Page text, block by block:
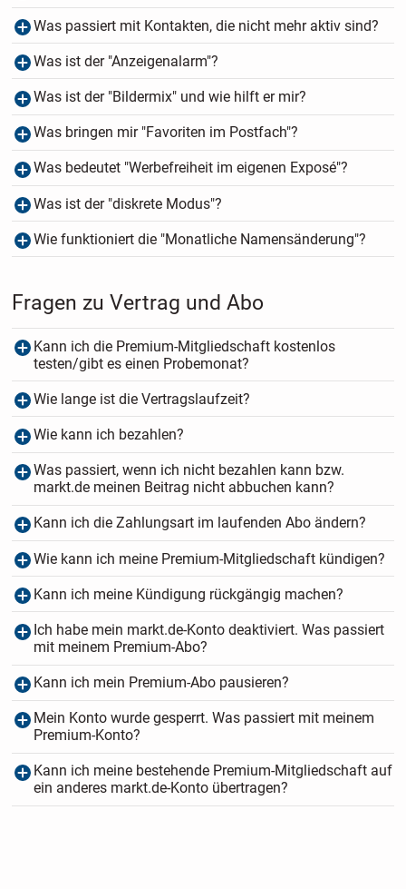
Was passiert mit Kontakten, die nicht mehr aktiv sind?
Was ist der "Anzeigenalarm"?
Was ist der "Bildermix" und wie hilft er mir?
Was bringen mir "Favoriten im Postfach"?
Was bedeutet "Werbefreiheit im eigenen Exposé"?
Was ist der "diskrete Modus"?
Wie funktioniert die "Monatliche Namensänderung"?
Fragen zu Vertrag und Abo
Kann ich die Premium-Mitgliedschaft kostenlos
testen/gibt es einen Probemonat?
Wie lange ist die Vertragslaufzeit?
Wie kann ich bezahlen?
Was passiert, wenn ich nicht bezahlen kann bzw.
markt.de meinen Beitrag nicht abbuchen kann?
Kann ich die Zahlungsart im laufenden Abo ändern?
Wie kann ich meine Premium-Mitgliedschaft kündigen?
Kann ich meine Kündigung rückgängig machen?
Ich habe mein markt.de-Konto deaktiviert. Was passiert
mit meinem Premium-Abo?
Kann ich mein Premium-Abo pausieren?
Mein Konto wurde gesperrt. Was passiert mit meinem
Premium-Konto?
Kann ich meine bestehende Premium-Mitgliedschaft auf
ein anderes markt.de-Konto übertragen?